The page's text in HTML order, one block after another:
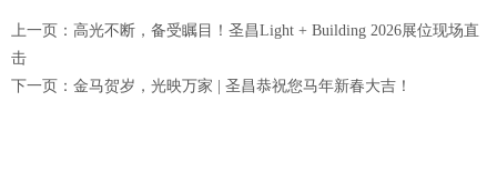
上一页： 高光不断，备受瞩目！圣昌Light + Building 2026展位现场直
击
下一页： 金马贺岁，光映万家 | 圣昌恭祝您马年新春大吉！